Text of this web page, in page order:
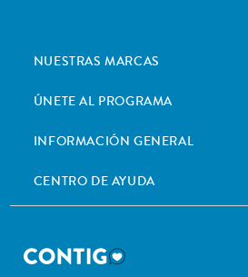
NUESTRAS MARCAS
ÚNETE AL PROGRAMA
INFORMACIÓN GENERAL
CENTRO DE AYUDA